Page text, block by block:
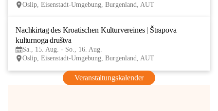
Oslip, Eisenstadt-Umgebung, Burgenland, AUT
Nachkirtag des Kroatischen Kulturvereines | Štrapova
kulturnoga društva
Sa., 15. Aug. - So., 16. Aug.
Oslip, Eisenstadt-Umgebung, Burgenland, AUT
Veranstaltungskalender